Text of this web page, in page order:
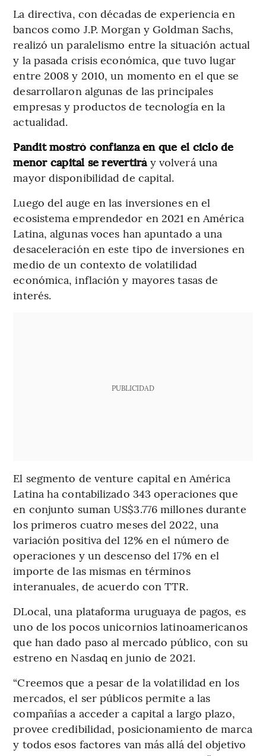
La directiva, con décadas de experiencia en
bancos como J.P. Morgan y Goldman Sachs,
realizó un paralelismo entre la situación actual
y la pasada crisis económica, que tuvo lugar
entre 2008 y 2010, un momento en el que se
desarrollaron algunas de las principales
empresas y productos de tecnología en la
actualidad.
Pandit mostró confianza en que el ciclo de
menor capital se revertiráy volverá una
mayor disponibilidad de capital.
Luego del auge en las inversiones en el
ecosistema emprendedor en 2021 en América
Latina, algunas voces han apuntado a una
desaceleración en este tipo de inversiones en
medio de un contexto de volatilidad
económica, inflación y mayores tasas de
interés.
PUBLICIDAD
El segmento de venture capital en América
Latina ha contabilizado 343 operaciones que
en conjunto suman US$3.776 millones durante
los primeros cuatro meses del 2022, una
variación positiva del 12% en el número de
operaciones y un descenso del 17% en el
importe de las mismas en términos
interanuales, de acuerdo con TTR.
DLocal, una plataforma uruguaya de pagos, es
uno de los pocos unicornios latinoamericanos
que han dado paso al mercado público, con su
estreno en Nasdaq en junio de 2021.
“Creemos que a pesar de la volatilidad en los
mercados, el ser públicos permite a las
compañías a acceder a capital a largo plazo,
provee credibilidad, posicionamiento de marca
y todos esos factores van más allá del objetivo